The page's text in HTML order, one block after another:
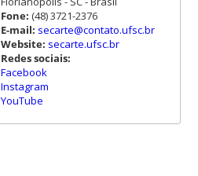
Fone: (48) 3721-2376
E-mail: secarte@contato.ufsc.br
Website: secarte.ufsc.br
Redes sociais:
Facebook
Instagram
YouTube